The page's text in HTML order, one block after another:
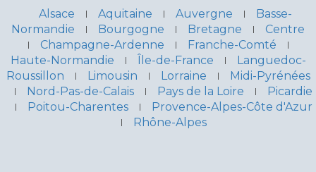
Alsace
Aquitaine Auvergne
Basse-
Normandie
Bourgogne Bretagne
Centre
Champagne-Ardenne
Franche-Comté
Haute-Normandie
Île-de-France
Languedoc-
Roussillon
Limousin Lorraine
Midi-Pyrénées
Nord-Pas-de-Calais
Pays de la Loire
Picardie
Poitou-Charentes
Provence-Alpes-Côte d'Azur
Rhône-Alpes